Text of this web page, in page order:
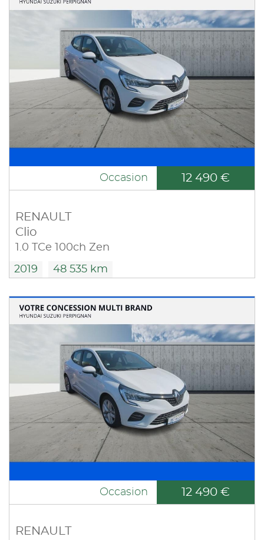
Occasion 12 490 €
RENAULT
Clio
1.0 TCe 100ch Zen
2019 48 535 km
Occasion 12 490 €
RENAULT